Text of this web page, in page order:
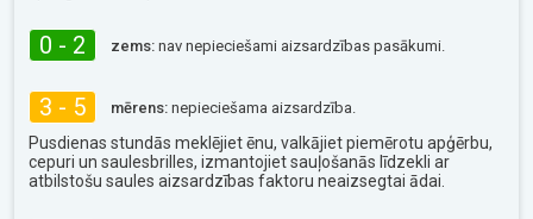
0 - 2 zems: nav nepieciešami aizsardzības pasākumi.
3 - 5 mērens: nepieciešama aizsardzība.
Pusdienas stundās meklējiet ēnu, valkājiet piemērotu apģērbu,
cepuri un saulesbrilles, izmantojiet sauļošanās līdzekli ar
atbilstošu saules aizsardzības faktoru neaizsegtai ādai.